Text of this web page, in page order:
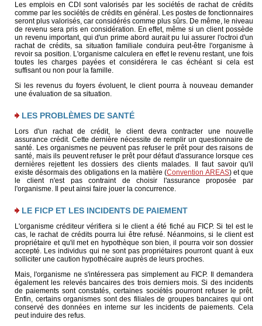
Les emplois en CDI sont valorisés par les sociétés de rachat de crédits
comme par les sociétés de crédits en général. Les postes de fonctionnaires
seront plus valorisés, car considérés comme plus sûrs. De même, le niveau
de revenu sera pris en considération. En effet, même si un client possède
un revenu important, qui d'un prime abord aurait pu lui assurer l'octroi d'un
rachat de crédits, sa situation familiale conduira peut-être l'organisme à
revoir sa position. L'organisme calculera en effet le revenu restant, une fois
toutes les charges payées et considérera le cas échéant si cela est
suffisant ou non pour la famille.
Si les revenus du foyers évoluent, le client pourra à nouveau demander
une évaluation de sa situation.
LES PROBLÈMES DE SANTÉ
Lors d'un rachat de crédit, le client devra contracter une nouvelle
assurance crédit. Cette dernière nécessite de remplir un questionnaire de
santé. Les organismes ne peuvent pas refuser le prêt pour des raisons de
santé, mais ils peuvent refuser le prêt pour défaut d'assurance lorsque ces
dernières rejettent les dossiers des clients malades. Il faut savoir qu'il
existe désormais des obligations en la matière (Convention AREAS) et que
le client n'est pas contraint de choisir l'assurance proposée par
l'organisme. Il peut ainsi faire jouer la concurrence.
LE FICP ET LES INCIDENTS DE PAIEMENT
L'organisme créditeur vérifiera si le client a été fiché au FICP. Si tel est le
cas, le rachat de crédits pourra lui être refusé. Néanmoins, si le client est
propriétaire et qu'il met en hypothèque son bien, il pourra voir son dossier
accepté. Les individus qui ne sont pas propriétaires pourront quant à eux
solliciter une caution hypothécaire auprès de leurs proches.
Mais, l'organisme ne s'intéressera pas simplement au FICP. Il demandera
également les relevés bancaires des trois derniers mois. Si des incidents
de paiements sont constatés, certaines sociétés pourront refuser le prêt.
Enfin, certains organismes sont des filiales de groupes bancaires qui ont
conservé des données en interne sur les incidents de paiements. Cela
peut induire des refus.